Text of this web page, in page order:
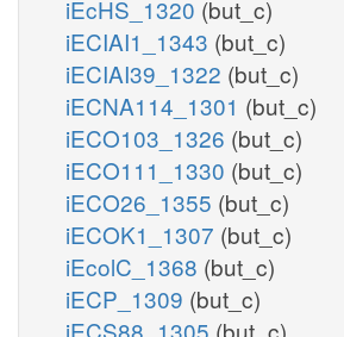
iEcHS_1320 (but_c)
iECIAI1_1343 (but_c)
iECIAI39_1322 (but_c)
iECNA114_1301 (but_c)
iECO103_1326 (but_c)
iECO111_1330 (but_c)
iECO26_1355 (but_c)
iECOK1_1307 (but_c)
iEcolC_1368 (but_c)
iECP_1309 (but_c)
iECS88_1305 (but_c)